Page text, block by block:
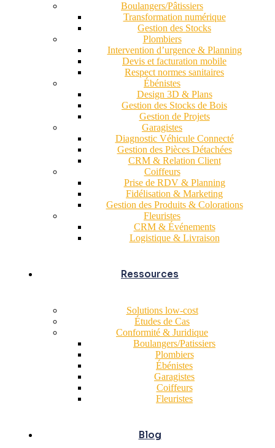
Boulangers/Pâtissiers
Transformation numérique
Gestion des Stocks
Plombiers
Intervention d’urgence & Planning
Devis et facturation mobile
Respect normes sanitaires
Ébénistes
Design 3D & Plans
Gestion des Stocks de Bois
Gestion de Projets
Garagistes
Diagnostic Véhicule Connecté
Gestion des Pièces Détachées
CRM & Relation Client
Coiffeurs
Prise de RDV & Planning
Fidélisation & Marketing
Gestion des Produits & Colorations
Fleuristes
CRM & Événements
Logistique & Livraison
Ressources
Solutions low-cost
Études de Cas
Conformité & Juridique
Boulangers/Patissiers
Plombiers
Ébénistes
Garagistes
Coiffeurs
Fleuristes
Blog